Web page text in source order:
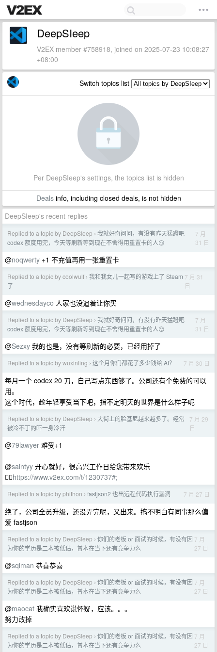
DeepSIeep
V2EX member #758918, joined on 2025-07-23 10:08:27
+08:00
Switch topics list
Per DeepSIeep's settings, the topics list is hidden
Dealsinfo, including closed deals, is not hidden
DeepSIeep's recent replies
Replied to a topic by DeepSIeep › 我就好奇问问，有没有昨天猛蹬吧
codex 额度用完，今天等刷新等到现在不舍得用重置卡的人😏
7 月
31 日
@noqwerty +1 不充值再用一张重置卡
Replied to a topic by coolwulf › 我和我女儿一起写的游戏上了 Steam
了
7 月 31
日
@wednesdayco 人家也没逼着让你买
Replied to a topic by DeepSIeep › 我就好奇问问，有没有昨天猛蹬吧
codex 额度用完，今天等刷新等到现在不舍得用重置卡的人😏
7 月
31 日
@Sezxy 我的也是，没有等刷新的必要，已经用掉了
Replied to a topic by wuxinling › 这个月你们都花了多少钱给 AI？ 7 月 30 日
每月一个 codex 20 刀，自己写点东西够了。公司还有个免费的可以
用。
这个时代，趁年轻享受当下吧，指不定明天的世界是什么样子呢
Replied to a topic by DeepSIeep › 大街上的脸基尼越来越多了。经常
被冷不丁的吓一身冷汗
7 月 29
日
@79lawyer 难受+1
@saintyy 开心就好，很高兴工作日给您带来欢乐
🙂‍↔️https://www.v2ex.com/t/1230737#;
Replied to a topic by phithon › fastjson2 也出远程代码执行漏洞 7 月 27 日
绝了，公司全员升级，还没弄完呢，又出来。搞不明白有同事那么偏
爱 fastjson
Replied to a topic by DeepSIeep › 你们的老板 or 面试的时候，有没有因
为你的学历是二本被低估，普本在当下还有竞争力么
7 月
27 日
@sqlman 恭喜恭喜
Replied to a topic by DeepSIeep › 你们的老板 or 面试的时候，有没有因
为你的学历是二本被低估，普本在当下还有竞争力么
7 月
27 日
@maocat 我确实喜欢说怀疑，应该。。。
努力改掉
Replied to a topic by DeepSIeep › 你们的老板 or 面试的时候，有没有因
为你的学历是二本被低估，普本在当下还有竞争力么
7 月
27 日